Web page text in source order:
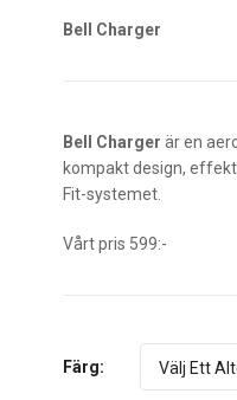
Bell Charger
Bell Charger är en
kompakt design,
Fit-systemet.
Vårt pris 599:-
Färg: